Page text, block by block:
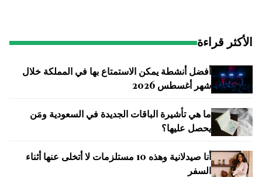
الأكثر قراءة
أفضل أنشطة يمكن الاستمتاع بها في المملكة خلال
شهر أغسطس 2026
ما هي تأشيرة الباقات الجديدة في السعودية ومَن
يحصل عليها؟
أنا صيدلانية وهذه 10 مستلزمات لا أتخلى عنها أثناء
السفر